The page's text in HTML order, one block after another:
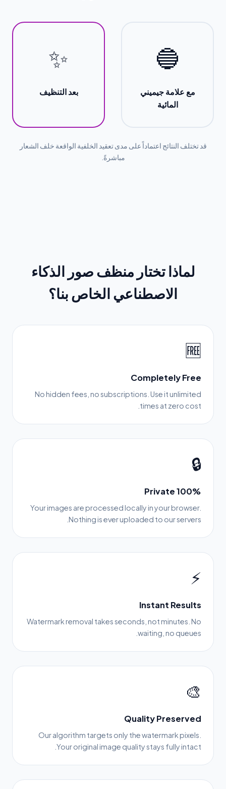
🔵
مع علامة جيميني
المائية
✨
بعد التنظيف
قد تختلف النتائج اعتماداً على مدى تعقيد الخلفية الواقعة خلف الشعار
مباشرةً.
لماذا تختار منظف صور الذكاء
الاصطناعي الخاص بنا؟
🆓
Completely Free
No hidden fees, no subscriptions. Use it unlimited
times at zero cost.
🔒
100% Private
Your images are processed locally in your browser.
Nothing is ever uploaded to our servers.
⚡
Instant Results
Watermark removal takes seconds, not minutes. No
waiting, no queues.
🎨
Quality Preserved
Our algorithm targets only the watermark pixels.
Your original image quality stays fully intact.